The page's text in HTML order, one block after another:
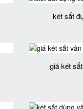
két sắt
giá két